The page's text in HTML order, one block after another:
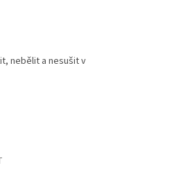
nebělit a nesušit v